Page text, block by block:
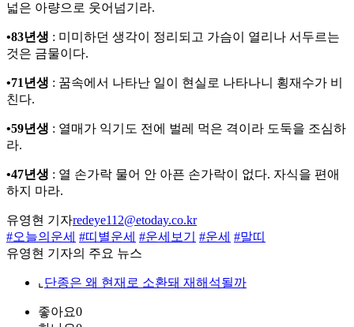
넓은 아량으로 웃어넘기라.
•83년생 : 미미하던 생각이 정리되고 가슴이 열리나 서두르는
것은 금물이다.
•71년생 : 꿈속에서 나타난 일이 현실로 나타나니 횡재수가 비
친다.
•59년생 : 열매가 익기도 전에 벌레 먹은 격이라 도둑을 조심하
라.
•47년생 : 열 손가락 물어 안 아픈 손가락이 없다. 자식을 편애
하지 마라.
유영현 기자redeye112@etoday.co.kr
#오늘의운세 #띠별운세 #운세보기 #운세 #말띠
유영현 기자의 주요 뉴스
⌞ 단종은 왜 현재로 소환돼 재해석될까
좋아요0